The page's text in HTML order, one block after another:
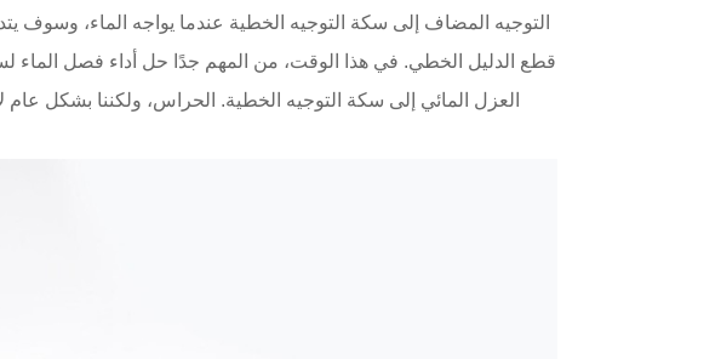
التوجيه المضاف إلى سكة التوجيه الخطية عندما يواجه الماء،
قطع الدليل الخطي. في هذا الوقت، من المهم جدًا حل أداء فصل الماء
العزل المائي إلى سكة التوجيه الخطية. الحراس، ولكننا بشكل عام